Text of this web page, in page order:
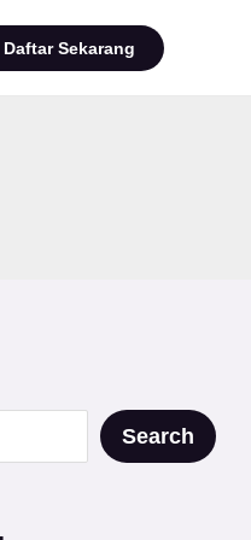
Daftar Sekarang
Search